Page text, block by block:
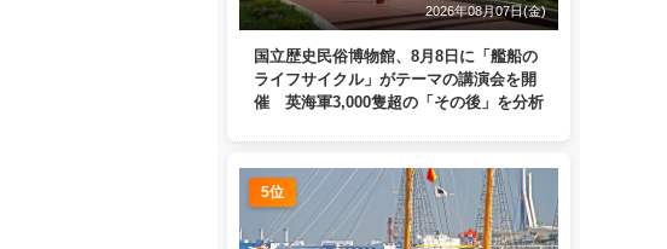
2026年08月07日(金)
国立歴史民俗博物館、8月8日に「艦船の
ライフサイクル」がテーマの講演会を開
催 英海軍3,000隻超の「その後」を分析
5位